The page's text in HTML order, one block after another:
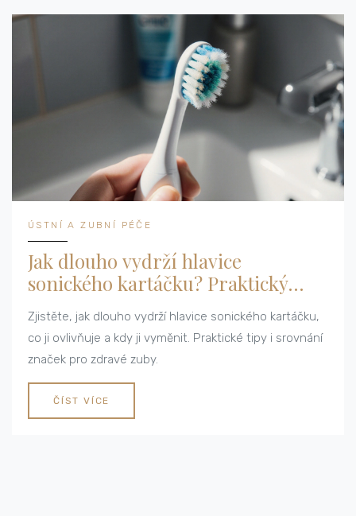
ÚSTNÍ A ZUBNÍ PÉČE
Jak dlouho vydrží hlavice
sonického kartáčku? Praktický
průvodce
Zjistěte, jak dlouho vydrží hlavice sonického kartáčku,
co ji ovlivňuje a kdy ji vyměnit. Praktické tipy i srovnání
značek pro zdravé zuby.
ČÍST VÍCE